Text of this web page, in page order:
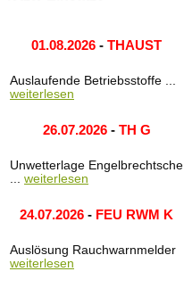
01.08.2026 - THAUST
Auslaufende Betriebsstoffe ...
weiterlesen
26.07.2026- TH G
Unwetterlage Engelbrechtsche
... weiterlesen
24.07.2026 - FEU RWM K
Auslösung Rauchwarnmelder
weiterlesen